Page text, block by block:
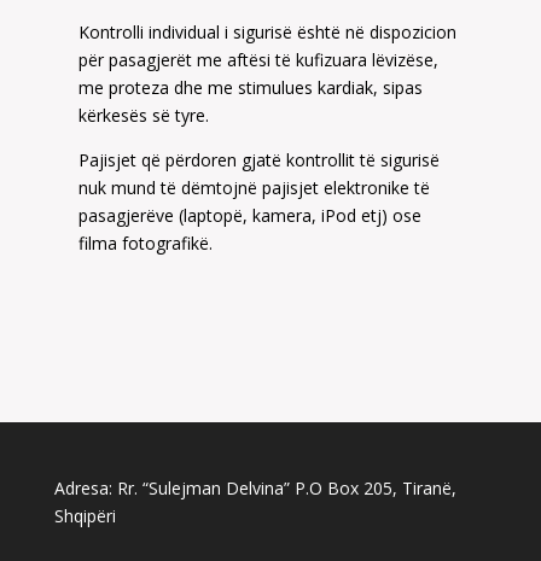
Kontrolli individual i sigurisë është në dispozicion
për pasagjerët me aftësi të kufizuara lëvizëse,
me proteza dhe me stimulues kardiak, sipas
kërkesës së tyre.
Pajisjet që përdoren gjatë kontrollit të sigurisë
nuk mund të dëmtojnë pajisjet elektronike të
pasagjerëve (laptopë, kamera, iPod etj) ose
filma fotografikë.
Adresa: Rr. “Sulejman Delvina” P.O Box 205, Tiranë,
Shqipëri